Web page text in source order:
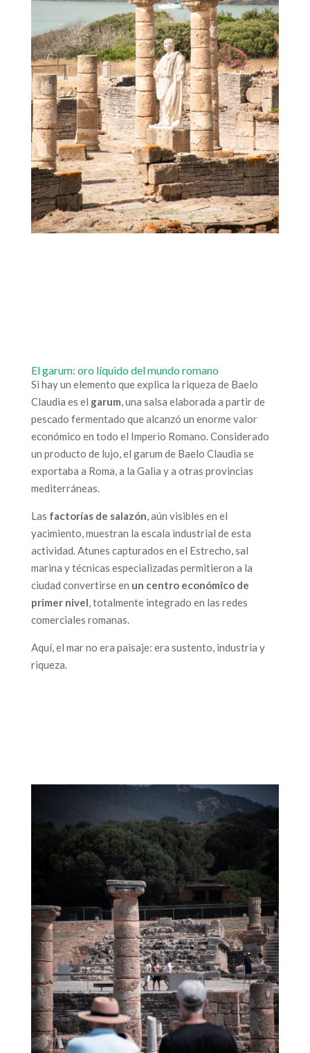
El garum: oro líquido del mundo romano
Si hay un elemento que explica la riqueza de Baelo
Claudia es el garum, una salsa elaborada a partir de
pescado fermentado que alcanzó un enorme valor
económico en todo el Imperio Romano. Considerado
un producto de lujo, el garum de Baelo Claudia se
exportaba a Roma, a la Galia y a otras provincias
mediterráneas.
Las factorías de salazón, aún visibles en el
yacimiento, muestran la escala industrial de esta
actividad. Atunes capturados en el Estrecho, sal
marina y técnicas especializadas permitieron a la
ciudad convertirse en un centro económico de
primer nivel, totalmente integrado en las redes
comerciales romanas.
Aquí, el mar no era paisaje: era sustento, industria y
riqueza.